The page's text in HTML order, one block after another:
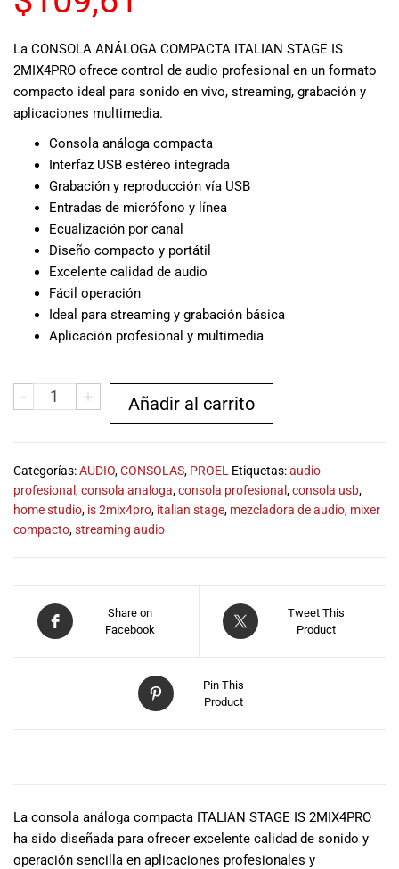
de expertos en
música está
aquí para
instrumento o
equipo de
audio
adecuado para
ti, y ofrecerte el
mejor servicio
al cliente
Además,
ofrecemos
precios
promociones
especiales
para nuestros
visitarnos en
nuestra tienda
física en Quito,
o haz tu
página web y
recibe tu
pedido en la
tu hogar.
¡Descubre el
La CONSOLA ANÁLOGA COMPACTA ITALIAN STAGE IS
2MIX4PRO ofrece control de audio profesional en un formato
compacto ideal para sonido en vivo, streaming, grabación y
aplicaciones multimedia.
Consola análoga compacta
Interfaz USB estéreo integrada
Grabación y reproducción vía USB
Entradas de micrófono y línea
Ecualización por canal
Diseño compacto y portátil
Excelente calidad de audio
Fácil operación
Ideal para streaming y grabación básica
Aplicación profesional y multimedia
- + Añadir al carrito
Categorías:AUDIO,CONSOLAS, PROEL Etiquetas:audio
profesional,consola analoga,consola profesional,consola usb,
home studio, is 2mix4pro, italian stage, mezcladora de audio, mixer
compacto,streaming audio
Share on
Facebook
Tweet This
Product
Pin This
Product
La consola análoga compacta ITALIAN STAGE IS 2MIX4PRO
ha sido diseñada para ofrecer excelente calidad de sonido y
operación sencilla en aplicaciones profesionales y